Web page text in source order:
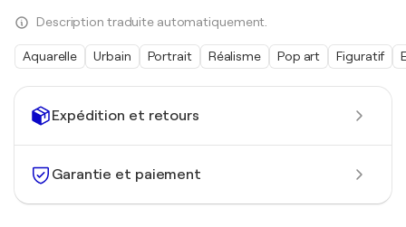
Expédition et retours
Garantie et paiement
Description traduite automatiquement.
Aquarelle Urbain Portrait Réalisme Pop art Figuratif